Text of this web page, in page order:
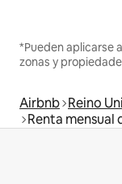
*Pueden aplicarse
zonas y
Airbnb Reino
Renta mensual